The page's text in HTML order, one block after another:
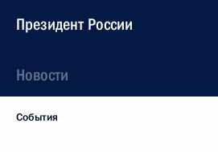
Президент России
Новости
События